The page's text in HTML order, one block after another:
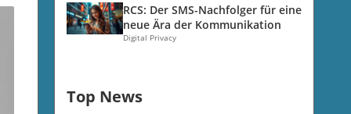
RCS: Der SMS-Nachfolger für eine
neue Ära der Kommunikation
Digital Privacy
Top News